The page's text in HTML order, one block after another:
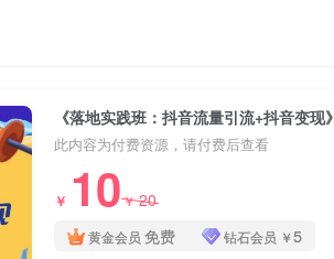
《落地实践班：抖音流量引流+抖音变现》
此内容为付费资源，请付费后查看
￥ 10￥20
黄金会员 免费 钻石会员 ￥5